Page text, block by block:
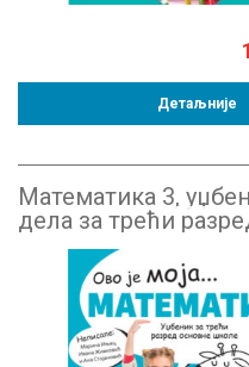
Детаљније
Математика 3,
дела за трећи